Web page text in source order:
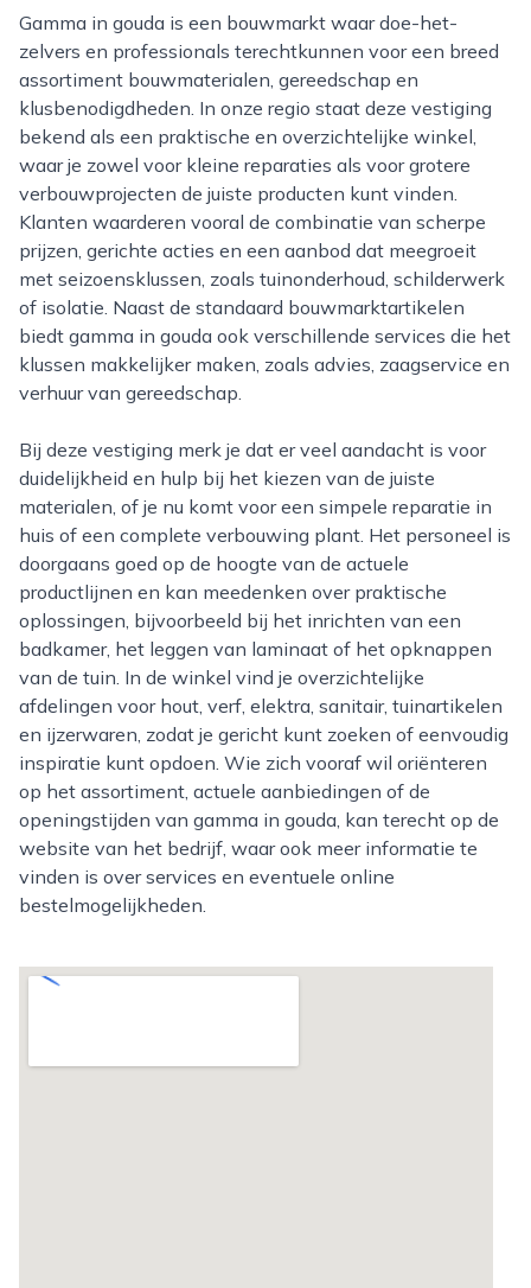
Gamma in gouda is een bouwmarkt waar doe-het-
zelvers en professionals terechtkunnen voor een breed
assortiment bouwmaterialen, gereedschap en
klusbenodigdheden. In onze regio staat deze vestiging
bekend als een praktische en overzichtelijke winkel,
waar je zowel voor kleine reparaties als voor grotere
verbouwprojecten de juiste producten kunt vinden.
Klanten waarderen vooral de combinatie van scherpe
prijzen, gerichte acties en een aanbod dat meegroeit
met seizoensklussen, zoals tuinonderhoud, schilderwerk
of isolatie. Naast de standaard bouwmarktartikelen
biedt gamma in gouda ook verschillende services die het
klussen makkelijker maken, zoals advies, zaagservice en
verhuur van gereedschap.
Bij deze vestiging merk je dat er veel aandacht is voor
duidelijkheid en hulp bij het kiezen van de juiste
materialen, of je nu komt voor een simpele reparatie in
huis of een complete verbouwing plant. Het personeel is
doorgaans goed op de hoogte van de actuele
productlijnen en kan meedenken over praktische
oplossingen, bijvoorbeeld bij het inrichten van een
badkamer, het leggen van laminaat of het opknappen
van de tuin. In de winkel vind je overzichtelijke
afdelingen voor hout, verf, elektra, sanitair, tuinartikelen
en ijzerwaren, zodat je gericht kunt zoeken of eenvoudig
inspiratie kunt opdoen. Wie zich vooraf wil oriënteren
op het assortiment, actuele aanbiedingen of de
openingstijden van gamma in gouda, kan terecht op de
website van het bedrijf, waar ook meer informatie te
vinden is over services en eventuele online
bestelmogelijkheden.